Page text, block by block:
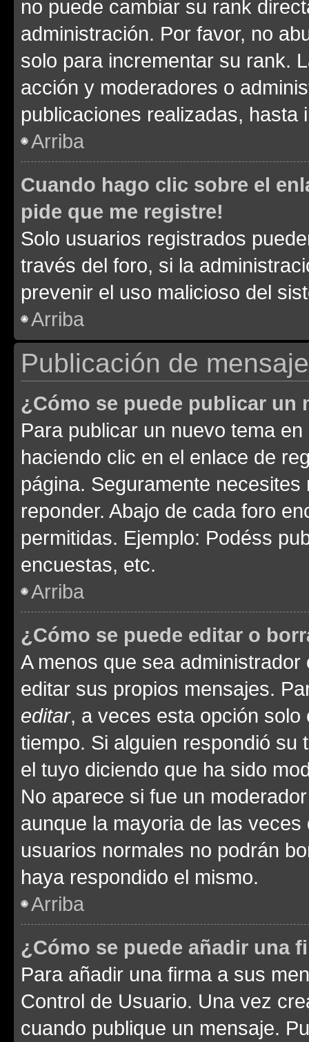
no puede cambiar su rank
administración. Por favor, no
solo para incrementar su rank.
acción y moderadores o
publicaciones realizadas, hasta
Arriba
Cuando hago clic sobre el
pide que me registre!
Solo usuarios registrados
través del foro, si la
prevenir el uso malicioso del
Arriba
Publicación de
¿Cómo se puede publicar un
Para publicar un nuevo tema
haciendo clic en el enlace de
página. Seguramente
reponder. Abajo de cada foro
permitidas. Ejemplo: Podéss
encuestas, etc.
Arriba
¿Cómo se puede editar o
A menos que sea
editar sus propios mensajes.
editar, a veces esta opción
tiempo. Si alguien respondió
el tuyo diciendo que ha sido
No aparece si fue un
aunque la mayoria de las
usuarios normales no podrán
haya respondido el mismo.
Arriba
¿Cómo se puede añadir una
Para añadir una firma a sus
Control de Usuario. Una vez
cuando publique un mensaje.